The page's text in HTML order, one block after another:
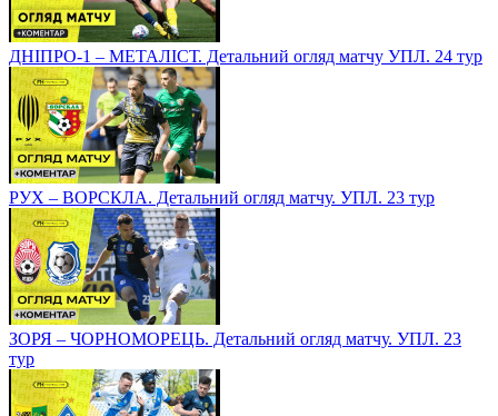
ДНІПРО-1 – МЕТАЛІСТ. Детальний огляд матчу УПЛ. 24 тур
РУХ – ВОРСКЛА. Детальний огляд матчу. УПЛ. 23 тур
ЗОРЯ – ЧОРНОМОРЕЦЬ. Детальний огляд матчу. УПЛ. 23
тур